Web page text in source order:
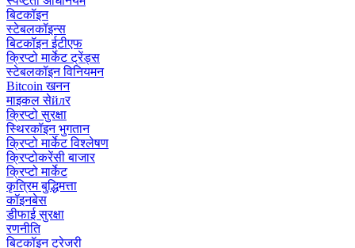
बिटकॉइन
स्टेबलकॉइन्स
बिटकॉइन ईटीएफ
क्रिप्टो मार्केट ट्रेंड्स
स्टेबलकॉइन विनियमन
Bitcoin खनन
माइकल सेйлर
क्रिप्टो सुरक्षा
स्थिरकॉइन भुगतान
क्रिप्टो मार्केट विश्लेषण
क्रिप्टोकरेंसी बाजार
क्रिप्टो मार्केट
कृत्रिम बुद्धिमत्ता
कॉइनबेस
डीफाई सुरक्षा
रणनीति
बिटकॉइन ट्रेजरी